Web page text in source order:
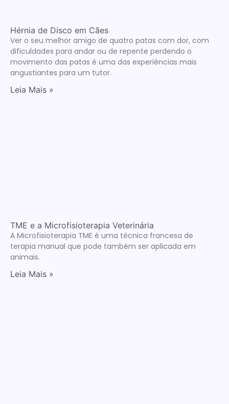
Hérnia de Disco em Cães
Ver o seu melhor amigo de quatro patas com dor, com
dificuldades para andar ou de repente perdendo o
movimento das patas é uma das experiências mais
angustiantes para um tutor.
Leia Mais »
TME e a Microfisioterapia Veterinária
A Microfisioterapia TME é uma técnica francesa de
terapia manual que pode também ser aplicada em
animais.
Leia Mais »